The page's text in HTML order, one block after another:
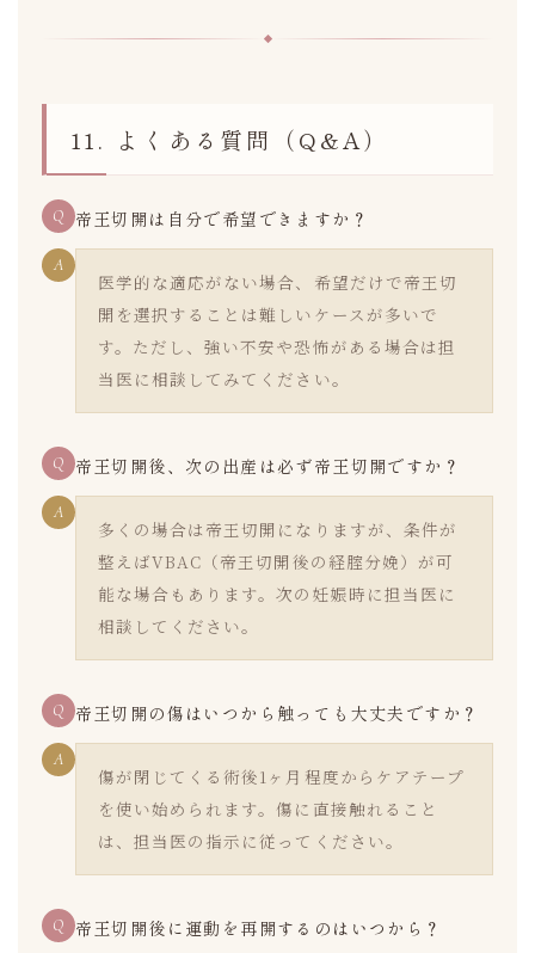
11. よくある質問（Q&A）
Q 帝王切開は自分で希望できますか？
A
医学的な適応がない場合、希望だけで帝王切
開を選択することは難しいケースが多いで
す。ただし、強い不安や恐怖がある場合は担
当医に相談してみてください。
Q 帝王切開後、次の出産は必ず帝王切開ですか？
A
多くの場合は帝王切開になりますが、条件が
整えばVBAC（帝王切開後の経腟分娩）が可
能な場合もあります。次の妊娠時に担当医に
相談してください。
Q 帝王切開の傷はいつから触っても大丈夫ですか？
A
傷が閉じてくる術後1ヶ月程度からケアテープ
を使い始められます。傷に直接触れること
は、担当医の指示に従ってください。
Q 帝王切開後に運動を再開するのはいつから？